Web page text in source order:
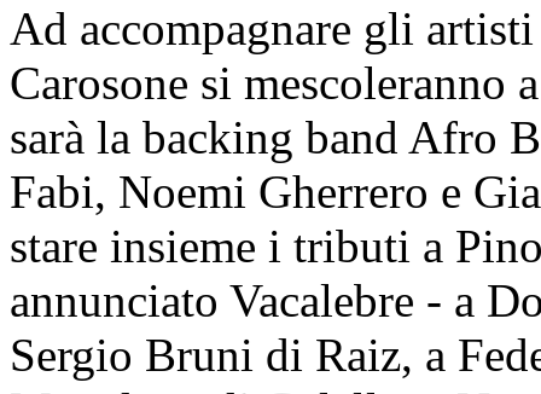
Ad accompagnare gli
Carosone si mescoleranno
sarà la backing band Afro
Fabi, Noemi Gherrero e
stare insieme i tributi a
annunciato Vacalebre - a
Sergio Bruni di Raiz, a